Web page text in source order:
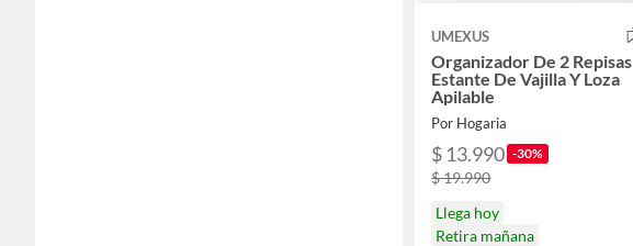
UMEXUS
Organizador De 2 Repisas
Estante De Vajilla Y Loza
Apilable
Por Hogaria
$ 13.990 -30%
$ 19.990
Llega hoy
Retira mañana